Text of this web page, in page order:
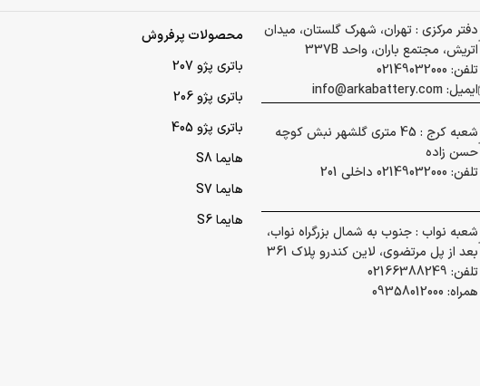
دفتر مرکزی : تهران، شهرک گلستان، میدان
اتریش، مجتمع باران، واحد 337B
تلفن: 02149032000
ایمیل: info@arkabattery.com
شعبه کرج : 45 متری گلشهر نبش کوچه
حسن زاده
تلفن: 02149032000 داخلی 201
شعبه نواب : جنوب به شمال بزرگراه نواب،
بعد از پل مرتضوی، لاین کندرو پلاک 361
تلفن: 02166388249
همراه: 09358012000
محصولات پرفروش
باتری پژو 207
باتری پژو 206
باتری پژو 405
هایما S8
هایما S7
هایما S6